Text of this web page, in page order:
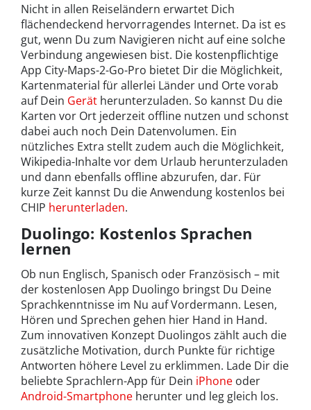
Nicht in allen Reiseländern erwartet Dich
flächendeckend hervorragendes Internet. Da ist es
gut, wenn Du zum Navigieren nicht auf eine solche
Verbindung angewiesen bist. Die kostenpflichtige
App City-Maps-2-Go-Pro bietet Dir die Möglichkeit,
Kartenmaterial für allerlei Länder und Orte vorab
auf Dein Gerät herunterzuladen. So kannst Du die
Karten vor Ort jederzeit offline nutzen und schonst
dabei auch noch Dein Datenvolumen. Ein
nützliches Extra stellt zudem auch die Möglichkeit,
Wikipedia-Inhalte vor dem Urlaub herunterzuladen
und dann ebenfalls offline abzurufen, dar. Für
kurze Zeit kannst Du die Anwendung kostenlos bei
CHIP herunterladen.
Duolingo: Kostenlos Sprachen
lernen
Ob nun Englisch, Spanisch oder Französisch – mit
der kostenlosen App Duolingo bringst Du Deine
Sprachkenntnisse im Nu auf Vordermann. Lesen,
Hören und Sprechen gehen hier Hand in Hand.
Zum innovativen Konzept Duolingos zählt auch die
zusätzliche Motivation, durch Punkte für richtige
Antworten höhere Level zu erklimmen. Lade Dir die
beliebte Sprachlern-App für Dein iPhone oder
Android-Smartphone herunter und leg gleich los.